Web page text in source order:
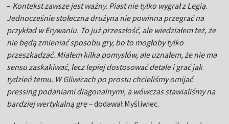
– Kontekst zawsze jest ważny. Piast nie tylko wygrał z Legią.
Jednocześnie stołeczna drużyna nie powinna przegrać na
przykład w Erywaniu. To już przeszłość, ale wiedziałem też, że
nie będą zmieniać sposobu gry, bo to mogłoby tylko
przeszkadzać. Miałem kilka pomysłów, ale uznałem, że nie ma
sensu zaskakiwać, lecz lepiej dostosować detale i grać jak
tydzień temu. W Gliwicach po prostu chcieliśmy omijać
pressing podaniami diagonalnymi, a wówczas stawialiśmy na
bardziej wertykalną grę –dodawał Myśliwiec.